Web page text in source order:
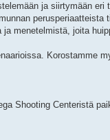
ja siirtymään eri
perusperiaatteista
menetelmistä, joita
Korostamme
Shooting Centeristä